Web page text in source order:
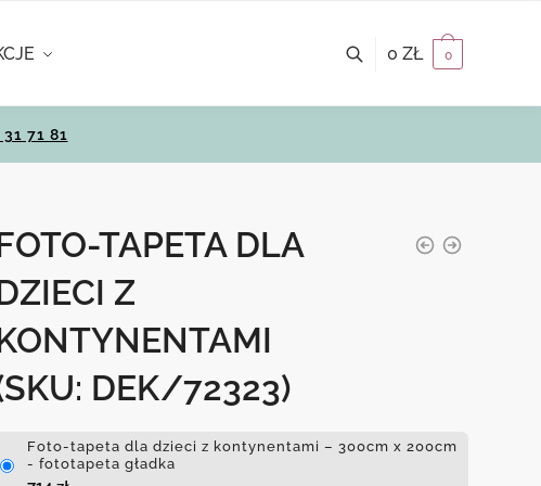
0 ZŁ 0
71 81
TAPETA DLA
Z
DEK/72323)
Foto-tapeta dla dzieci z kontynentami – 300cm x 200cm
- fototapeta gładka